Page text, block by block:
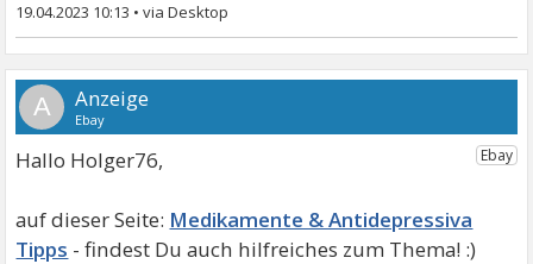
19.04.2023 10:13 •
A
Hallo Holger76,
Medikamente & Antidepressiva
Tipps